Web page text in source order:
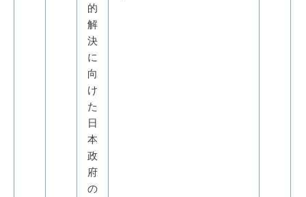
的
解
決
に
向
け
た
日
本
政
府
の